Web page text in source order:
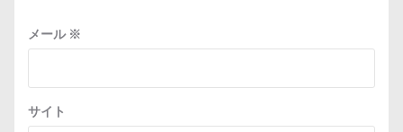
メール ※
サイト